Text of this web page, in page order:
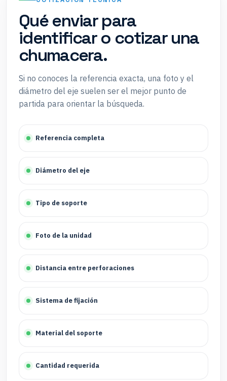
Qué enviar para
identificar o cotizar una
chumacera.
Si no conoces la referencia exacta, una foto y el
diámetro del eje suelen ser el mejor punto de
partida para orientar la búsqueda.
Referencia completa
Diámetro del eje
Tipo de soporte
Foto de la unidad
Distancia entre perforaciones
Sistema de fijación
Material del soporte
Cantidad requerida